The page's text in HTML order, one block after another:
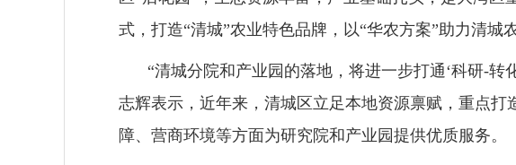
式，打造“清城”农业特色品牌，以“华农方案”助力清城
“清城分院和产业园的落地，将进一步打通‘科研-转
志辉表示，近年来，清城区立足本地资源禀赋，重点
障、营商环境等方面为研究院和产业园提供优质服务。